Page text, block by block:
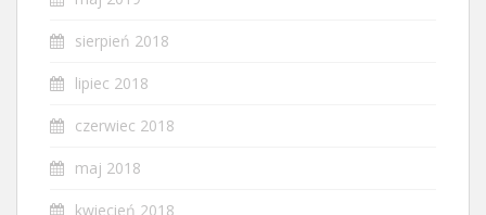
sierpień 2018
lipiec 2018
czerwiec 2018
maj 2018
kwiecień 2018